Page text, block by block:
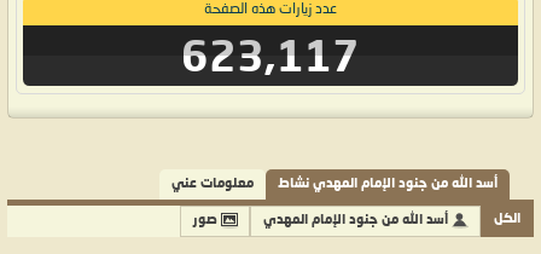
عدد زيارات هذه الصفحة
623,117
أسد الله من جنود الإمام المهدي نشاط معلومات عني
الكل أسد الله من جنود الإمام المهدي صور